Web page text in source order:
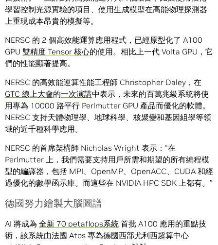
學習控制光源實驗的項目、使用生成模型在高能物理探測器
上重現成本昂貴的模擬等。
NERSC 的 2 個高效能運算應用程式，已經原型化了 A100
GPU 雙精度 Tensor 核心的使用。相比上一代 Volta GPU，它
們的性能顯著提高。
NERSC 的高效能運算性能工程師 Christopher Daley，在
GTC 線上大會的一次演講中表示，未來的百萬兆級系統將使
用專為 10000 路平行 Perlmutter GPU 產品而優化的軟體。
NERSC 支持天體物理學、地球科學、核聚變和基因組學等領
域的近千種科學應用。
NERSC 的首席架構師 Nicholas Wright 表示：“在
Perlmutter 上，我們需要支持用戶所需和期望的所有編程模
型的編譯器，包括 ​​MPI、OpenMP、OpenACC、CUDA 和經
過優化的數學函示庫。而這些在 NVIDIA HPC SDK 上都有。”
德國努力繪製大腦圖譜
AI 將成為 全新 70 petaflops系統 首批 A100 應用的重點技
術，該系統由法國 Atos 專為德國西部尤利西超算中心